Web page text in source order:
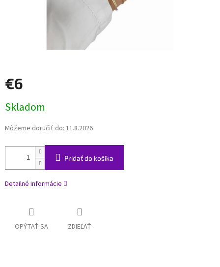
€6
cena:
Skladom
Môžeme doručiť do: 11.8.2026
Pridať do košíka
Detailné informácie
OPÝTAŤ SA ZDIEĽAŤ